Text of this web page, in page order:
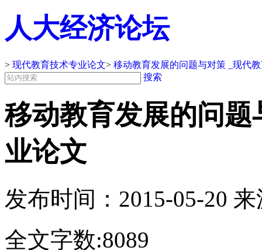
人大经济论坛
> 现代教育技术专业论文> 移动教育发展的问题与对策 _现代
搜索
移动教育发展的问
业论文
发布时间： 2015-05-20 来
全文字数:8089